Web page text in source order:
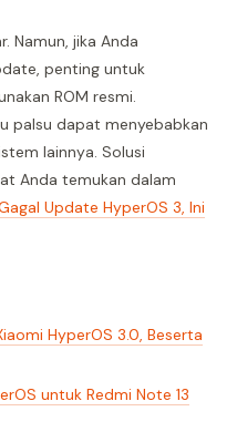
Namun, jika Anda
penting untuk
ROM resmi.
palsu dapat menyebabkan
lainnya. Solusi
Anda temukan dalam
Update HyperOS 3, Ini
HyperOS 3.0, Beserta
untuk Redmi Note 13